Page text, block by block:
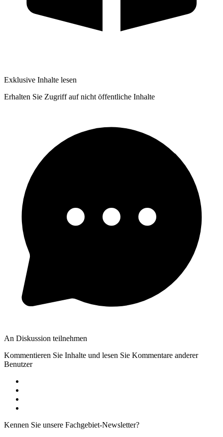
Exklusive Inhalte lesen
Erhalten Sie Zugriff auf nicht öffentliche Inhalte
An Diskussion teilnehmen
Kommentieren Sie Inhalte und lesen Sie Kommentare anderer
Benutzer
Kennen Sie unsere Fachgebiet-Newsletter?